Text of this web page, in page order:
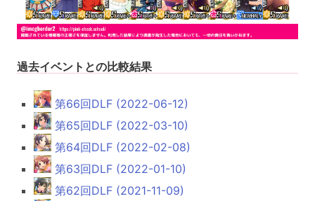
過去イベントとの比較結果
第66回DLF (2022-06-12)
第65回DLF (2022-03-10)
第64回DLF (2022-02-08)
第63回DLF (2022-01-10)
第62回DLF (2021-11-09)